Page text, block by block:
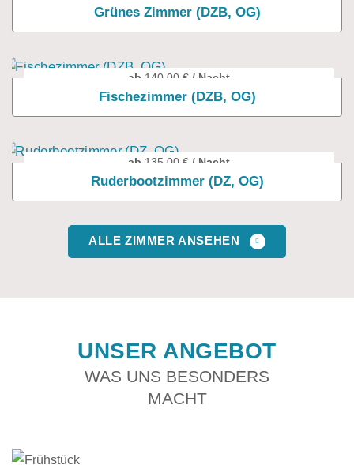
Grünes Zimmer (DZB, OG)
ab 140,00 € / Nacht
Fischezimmer (DZB, OG)
ab 135,00 € / Nacht
Ruderbootzimmer (DZ, OG)
ALLE ZIMMER ANSEHEN
UNSER ANGEBOT
WAS UNS BESONDERS
MACHT